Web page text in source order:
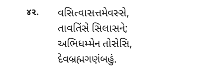
૪૨. વસિત્વાસત્તમેવસ્સે,
તાવતિંસે સિલાસને;
અભિધમ્મેન તોસેસિ,
દેવબ્રહ્મગણંબહું.